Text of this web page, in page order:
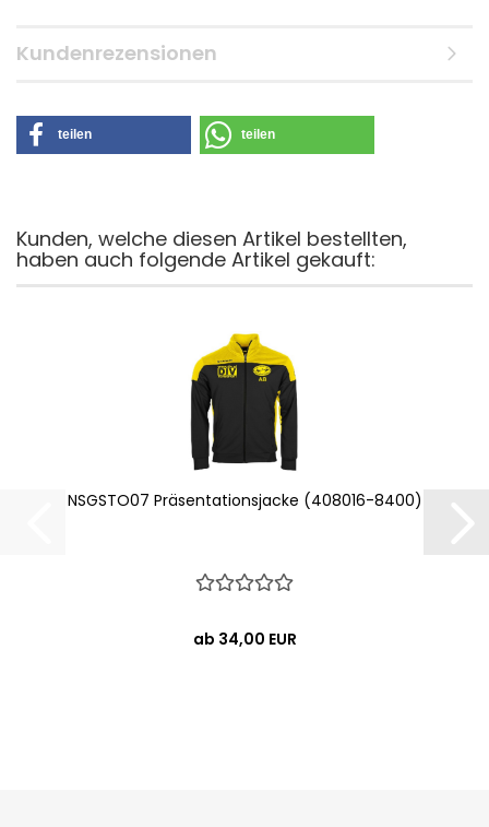
Kundenrezensionen
teilen teilen
Kunden, welche diesen Artikel bestellten,
haben auch folgende Artikel gekauft:
NSGSTO07 Präsentationsjacke (408016-8400)
ab 34,00 EUR